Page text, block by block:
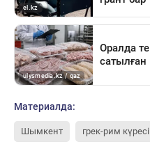
Материалда:
Шымкент грек-рим күресі